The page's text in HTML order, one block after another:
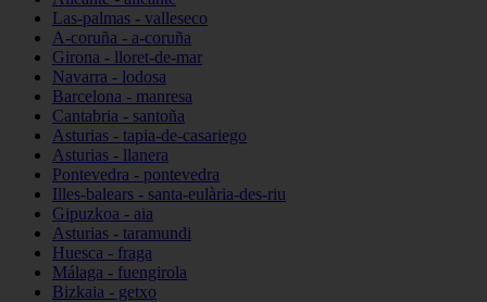
Las-palmas - valleseco
A-coruña - a-coruña
Girona - lloret-de-mar
Navarra - lodosa
Barcelona - manresa
Cantabria - santoña
Asturias - tapia-de-casariego
Asturias - llanera
Pontevedra - pontevedra
Illes-balears - santa-eulària-des-riu
Gipuzkoa - aia
Asturias - taramundi
Huesca - fraga
Málaga - fuengirola
Bizkaia - getxo